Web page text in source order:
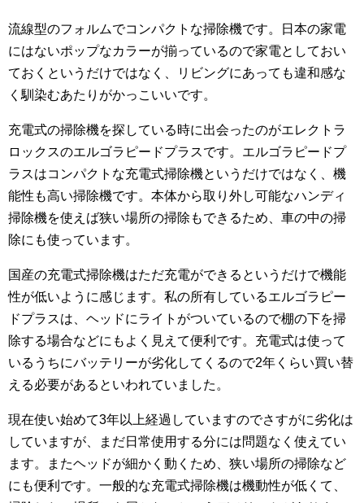
流線型のフォルムでコンパクトな掃除機です。日本の家電
にはないポップなカラーが揃っているので家電としておい
ておくというだけではなく、リビングにあっても違和感な
く馴染むあたりがかっこいいです。
充電式の掃除機を探している時に出会ったのがエレクトラ
ロックスのエルゴラピードプラスです。エルゴラピードプ
ラスはコンパクトな充電式掃除機というだけではなく、機
能性も高い掃除機です。本体から取り外し可能なハンディ
掃除機を使えば狭い場所の掃除もできるため、車の中の掃
除にも使っています。
国産の充電式掃除機はただ充電ができるというだけで機能
性が低いように感じます。私の所有しているエルゴラピー
ドプラスは、ヘッドにライトがついているので棚の下を掃
除する場合などにもよく見えて便利です。充電式は使って
いるうちにバッテリーが劣化してくるので2年くらい買い替
える必要があるといわれていました。
現在使い始めて3年以上経過していますのでさすがに劣化は
していますが、まだ日常使用する分には問題なく使えてい
ます。またヘッドが細かく動くため、狭い場所の掃除など
にも便利です。一般的な充電式掃除機は機動性が低くて、